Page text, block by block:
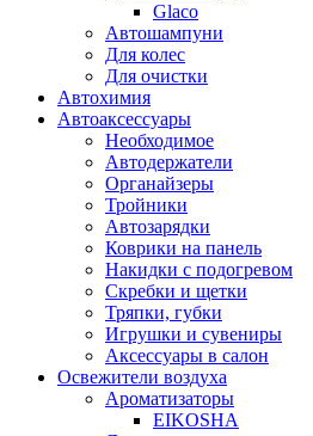
Glaco
Автошампуни
Для колес
Для очистки
Автохимия
Автоаксессуары
Необходимое
Автодержатели
Органайзеры
Тройники
Автозарядки
Коврики на панель
Накидки с подогревом
Скребки и щетки
Тряпки, губки
Игрушки и сувениры
Аксессуары в салон
Освежители воздуха
Ароматизаторы
EIKOSHA